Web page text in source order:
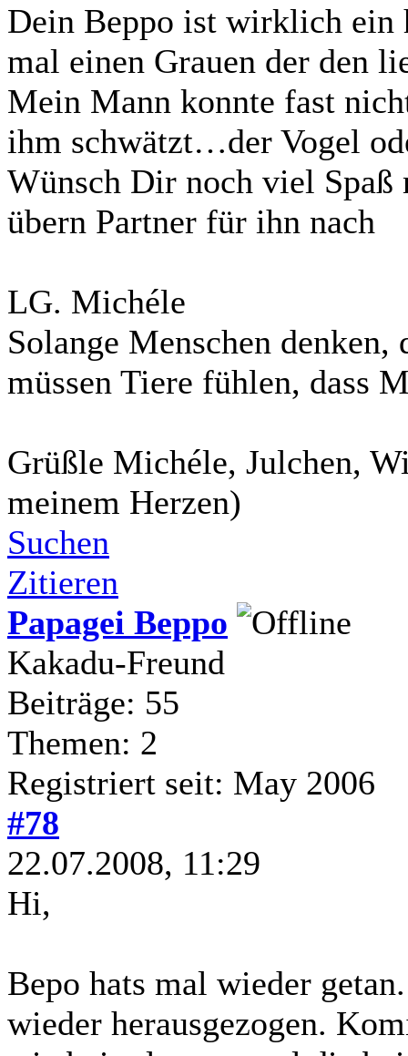
Dein Beppo ist wirklich ein
mal einen Grauen der den
Mein Mann konnte fast
ihm schwätzt…der Vogel
Wünsch Dir noch viel
übern Partner für ihn nach
LG. Michéle
Solange Menschen
müssen Tiere fühlen, dass
Grüßle Michéle, Julchen,
meinem Herzen)
Suchen
Zitieren
Papagei Beppo
Kakadu-Freund
Beiträge: 55
Themen: 2
Registriert seit: May 2006
#78
22.07.2008, 11:29
Hi,
Bepo hats mal wieder
wieder herausgezogen.